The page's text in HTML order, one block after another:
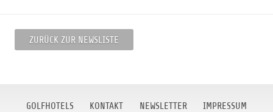
ZURÜCK ZUR NEWSLISTE
GOLFHOTELS KONTAKT NEWSLETTER IMPRESSUM